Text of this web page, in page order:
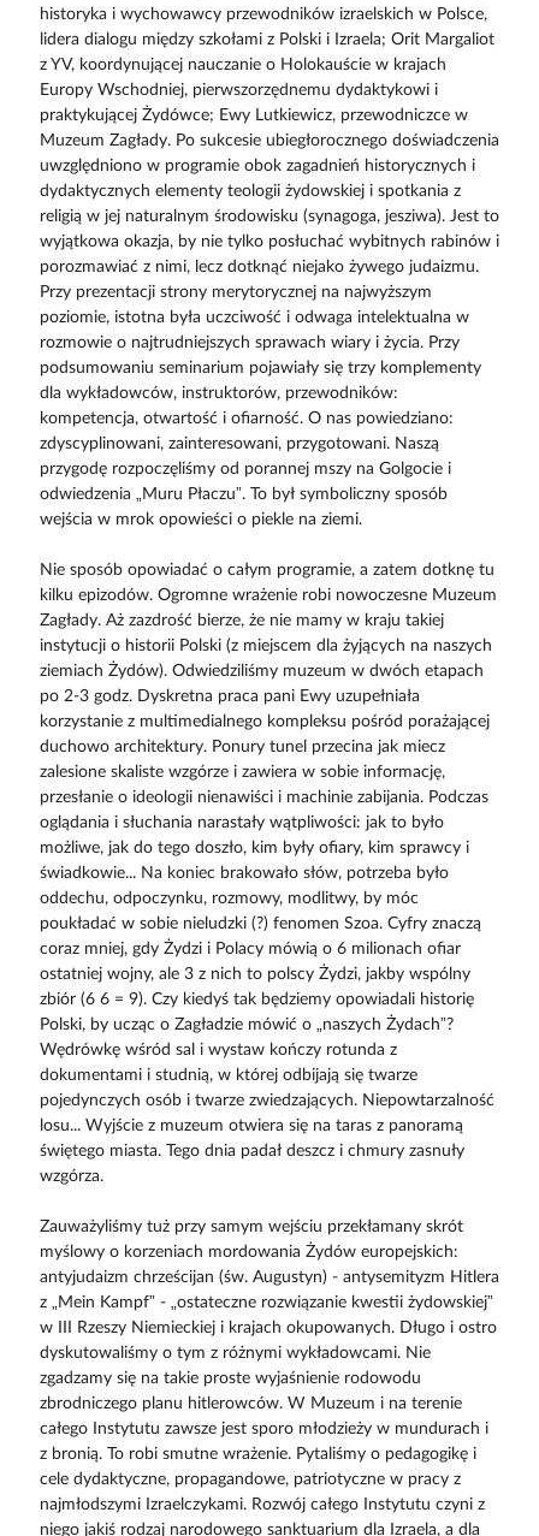
historyka i wychowawcy przewodników izraelskich w Polsce,
lidera dialogu między szkołami z Polski i Izraela; Orit Margaliot
z YV, koordynującej nauczanie o Holokauście w krajach
Europy Wschodniej, pierwszorzędnemu dydaktykowi i
praktykującej Żydówce; Ewy Lutkiewicz, przewodniczce w
Muzeum Zagłady. Po sukcesie ubiegłorocznego doświadczenia
uwzględniono w programie obok zagadnień historycznych i
dydaktycznych elementy teologii żydowskiej i spotkania z
religią w jej naturalnym środowisku (synagoga, jesziwa). Jest to
wyjątkowa okazja, by nie tylko posłuchać wybitnych rabinów i
porozmawiać z nimi, lecz dotknąć niejako żywego judaizmu.
Przy prezentacji strony merytorycznej na najwyższym
poziomie, istotna była uczciwość i odwaga intelektualna w
rozmowie o najtrudniejszych sprawach wiary i życia. Przy
podsumowaniu seminarium pojawiały się trzy komplementy
dla wykładowców, instruktorów, przewodników:
kompetencja, otwartość i ofiarność. O nas powiedziano:
zdyscyplinowani, zainteresowani, przygotowani. Naszą
przygodę rozpoczęliśmy od porannej mszy na Golgocie i
odwiedzenia „Muru Płaczu”. To był symboliczny sposób
wejścia w mrok opowieści o piekle na ziemi.
Nie sposób opowiadać o całym programie, a zatem dotknę tu
kilku epizodów. Ogromne wrażenie robi nowoczesne Muzeum
Zagłady. Aż zazdrość bierze, że nie mamy w kraju takiej
instytucji o historii Polski (z miejscem dla żyjących na naszych
ziemiach Żydów). Odwiedziliśmy muzeum w dwóch etapach
po 2-3 godz. Dyskretna praca pani Ewy uzupełniała
korzystanie z multimedialnego kompleksu pośród porażającej
duchowo architektury. Ponury tunel przecina jak miecz
zalesione skaliste wzgórze i zawiera w sobie informację,
przesłanie o ideologii nienawiści i machinie zabijania. Podczas
oglądania i słuchania narastały wątpliwości: jak to było
możliwe, jak do tego doszło, kim były ofiary, kim sprawcy i
świadkowie... Na koniec brakowało słów, potrzeba było
oddechu, odpoczynku, rozmowy, modlitwy, by móc
poukładać w sobie nieludzki (?) fenomen Szoa. Cyfry znaczą
coraz mniej, gdy Żydzi i Polacy mówią o 6 milionach ofiar
ostatniej wojny, ale 3 z nich to polscy Żydzi, jakby wspólny
zbiór (6 6 = 9). Czy kiedyś tak będziemy opowiadali historię
Polski, by ucząc o Zagładzie mówić o „naszych Żydach”?
Wędrówkę wśród sal i wystaw kończy rotunda z
dokumentami i studnią, w której odbijają się twarze
pojedynczych osób i twarze zwiedzających. Niepowtarzalność
losu... Wyjście z muzeum otwiera się na taras z panoramą
świętego miasta. Tego dnia padał deszcz i chmury zasnuły
wzgórza.
Zauważyliśmy tuż przy samym wejściu przekłamany skrót
myślowy o korzeniach mordowania Żydów europejskich:
antyjudaizm chrześcijan (św. Augustyn) - antysemityzm Hitlera
z „Mein Kampf” - „ostateczne rozwiązanie kwestii żydowskiej”
w III Rzeszy Niemieckiej i krajach okupowanych. Długo i ostro
dyskutowaliśmy o tym z różnymi wykładowcami. Nie
zgadzamy się na takie proste wyjaśnienie rodowodu
zbrodniczego planu hitlerowców. W Muzeum i na terenie
całego Instytutu zawsze jest sporo młodzieży w mundurach i
z bronią. To robi smutne wrażenie. Pytaliśmy o pedagogikę i
cele dydaktyczne, propagandowe, patriotyczne w pracy z
najmłodszymi Izraelczykami. Rozwój całego Instytutu czyni z
niego jakiś rodzaj narodowego sanktuarium dla Izraela, a dla